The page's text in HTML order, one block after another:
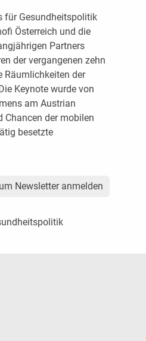
für Gesundheitspolitik
Österreich und die
Partners
der vergangenen zehn
Räumlichkeiten der
Keynote wurde von
am Austrian
Chancen der mobilen
besetzte
Newsletter anmelden